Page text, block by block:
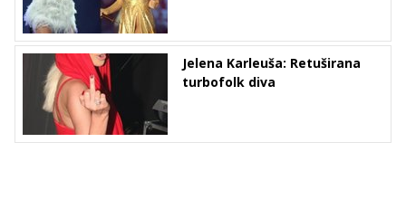
Jelena Karleuša: Retuširana
turbofolk diva